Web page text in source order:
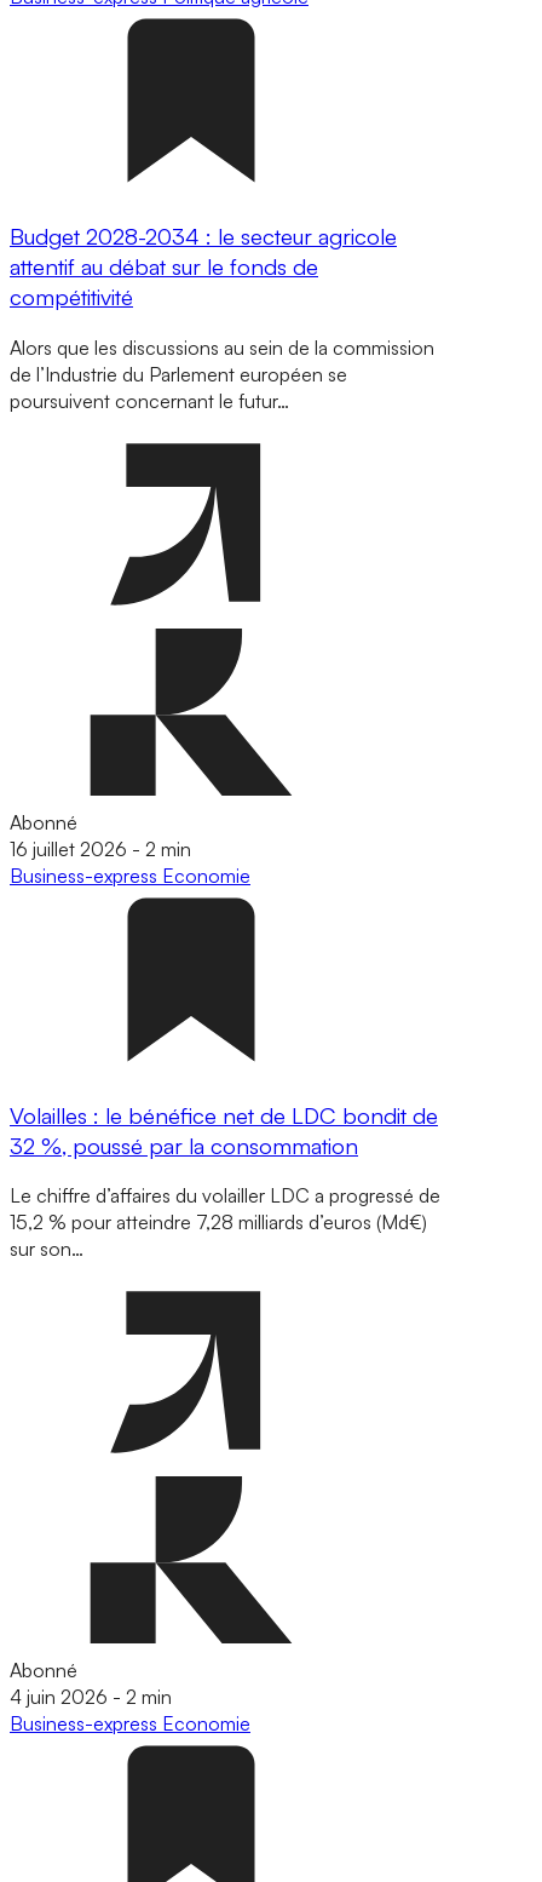
Budget 2028-2034 : le secteur agricole
attentif au débat sur le fonds de
compétitivité
Alors que les discussions au sein de la commission
de l’Industrie du Parlement européen se
poursuivent concernant le futur…
Abonné
16 juillet 2026 - 2 min
Business-express Economie
Volailles : le bénéfice net de LDC bondit de
32 %, poussé par la consommation
Le chiffre d’affaires du volailler LDC a progressé de
15,2 % pour atteindre 7,28 milliards d’euros (Md€)
sur son…
Abonné
4 juin 2026 - 2 min
Business-express Economie